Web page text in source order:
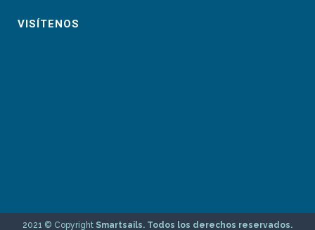
VISÍTENOS
2021 © Copyright Smartsails. Todos los derechos reservados.